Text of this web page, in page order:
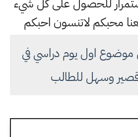
محبكم لاتنسون احبكم
موضوع اول يوم دراسي في
قصير وسهل للطالب